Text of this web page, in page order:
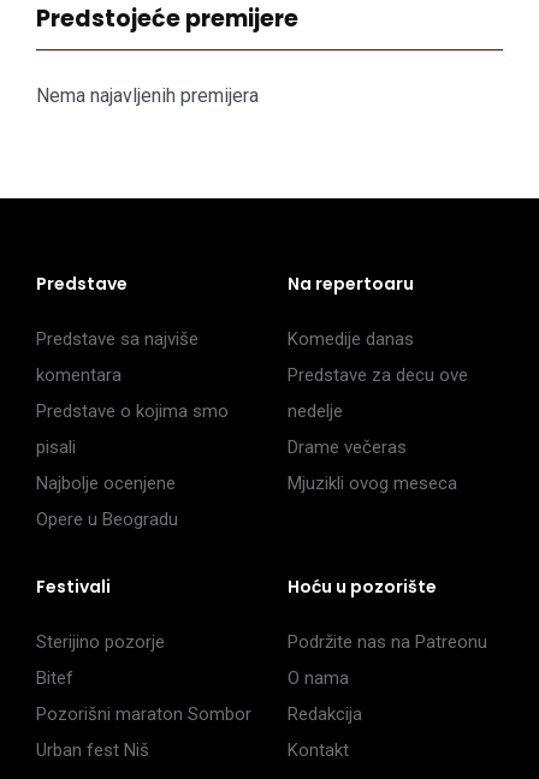
Predstojeće premijere
Nema najavljenih premijera
Predstave
Predstave sa najviše
komentara
Predstave o kojima smo
pisali
Najbolje ocenjene
Opere u Beogradu
Na repertoaru
Komedije danas
Predstave za decu ove
nedelje
Drame večeras
Mjuzikli ovog meseca
Festivali
Sterijino pozorje
Bitef
Pozorišni maraton Sombor
Urban fest Niš
Hoću u pozorište
Podržite nas na Patreonu
O nama
Redakcija
Kontakt